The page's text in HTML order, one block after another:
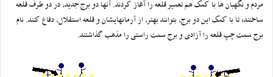
مردم و نگهبان ها با کمک هم تعمیر قلعه را آغاز کردند. آنها دو برج جدید، در دو طرف قلعه
ساختند؛ تا با کمک این دو برج، بتوانند بهتر، از آرمانهایشان و قلعه استقلال، دفاع کنند. نام
برج سمت چپ قلعه را آزادی و برج سمت راستی را مذهب گذاشتند.